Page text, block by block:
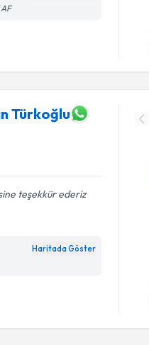
Türkoğlu
teşekkür ederiz
Haritada Göster